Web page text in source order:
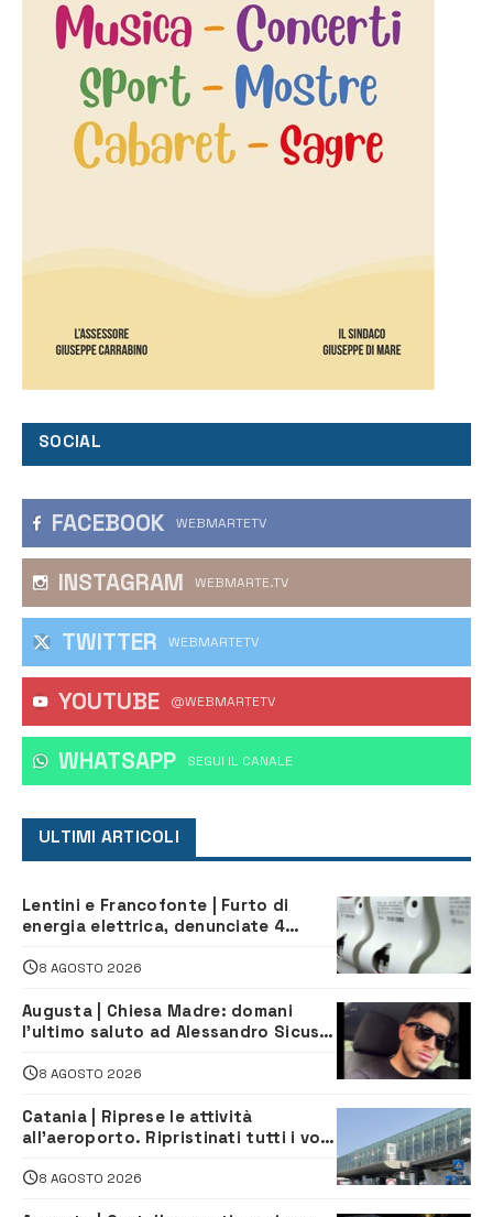
SOCIAL
FACEBOOK WEBMARTETV
INSTAGRAM WEBMARTE.TV
TWITTER WEBMARTETV
YOUTUBE @WEBMARTETV
WHATSAPP ‎SEGUI IL CANALE
ULTIMI ARTICOLI
Lentini e Francofonte | Furto di
energia elettrica, denunciate 4
8 AGOSTO 2026
Augusta | Chiesa Madre: domani
l’ultimo saluto ad Alessandro Sicuso,
8 AGOSTO 2026
Catania | Riprese le attività
all’aeroporto. Ripristinati tutti i voli
8 AGOSTO 2026